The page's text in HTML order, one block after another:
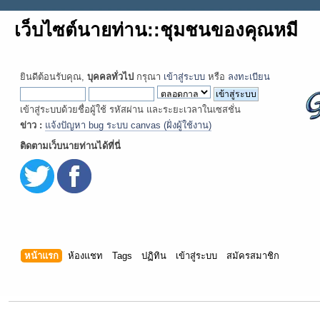
เว็บไซต์นายท่าน::ชุมชนของคุณหมี
ยินดีต้อนรับคุณ, บุคคลทั่วไป กรุณา เข้าสู่ระบบ หรือ ลงทะเบียน
เข้าสู่ระบบด้วยชื่อผู้ใช้ รหัสผ่าน และระยะเวลาในเซสชั่น
ข่าว : แจ้งปัญหา bug ระบบ canvas (ฝั่งผู้ใช้งาน)
ติดตามเว็บนายท่านได้ที่นี่
หน้าแรก ห้องแชท Tags ปฏิทิน เข้าสู่ระบบ สมัครสมาชิก